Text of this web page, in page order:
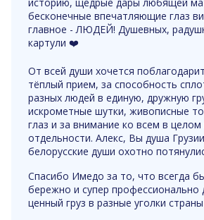
бесконечные впечатляющие глаз
главное - ЛЮДЕЙ! Душевных,
картули ❤️
От всей души хочется
тёплый прием, за способность
разных людей в единую, дружную
искрометные шутки, живописные
глаз и за внимание ко всем в
отдельности. Алекс, Вы душа
белорусские души охотно
Спасибо Имедо за то, что всегда
бережно и супер профессионально
ценный груз в разные уголки